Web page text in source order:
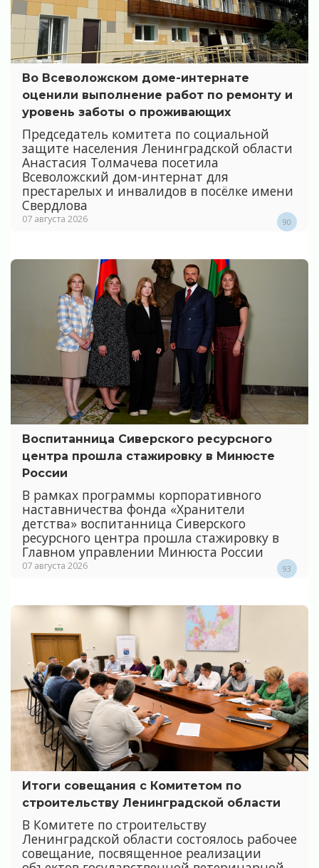
Во Всеволожском доме-интернате
оценили выполнение работ по ремонту и
уровень заботы о проживающих
Председатель комитета по социальной
защите населения Ленинградской области
Анастасия Толмачева посетила
Всеволожский дом-интернат для
престарелых и инвалидов в посёлке имени
Свердлова
07 августа 2026 90
Воспитанница Сиверского ресурсного
центра прошла стажировку в Минюсте
России
В рамках программы корпоративного
наставничества фонда «Хранители
детства» воспитанница Сиверского
ресурсного центра прошла стажировку в
Главном управлении Минюста России
07 августа 2026 93
Итоги совещания с Комитетом по
строительству Ленинградской области
В Комитете по строительству
Ленинградской области состоялось рабочее
совещание, посвященное реализации